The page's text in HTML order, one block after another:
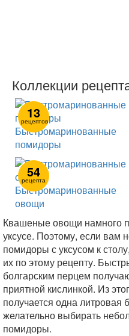
Коллекции
13
рецептов
Быстромаринованные
помидоры
54
рецепта
Быстромаринованные
овощи
Квашеные овощи намного
уксусе. Поэтому, если вам
помидоры с уксусом к
их по этому рецепту.
болгарским перцем
приятной кислинкой. Из
получается одна литровая
желательно выбирать
помидоры.